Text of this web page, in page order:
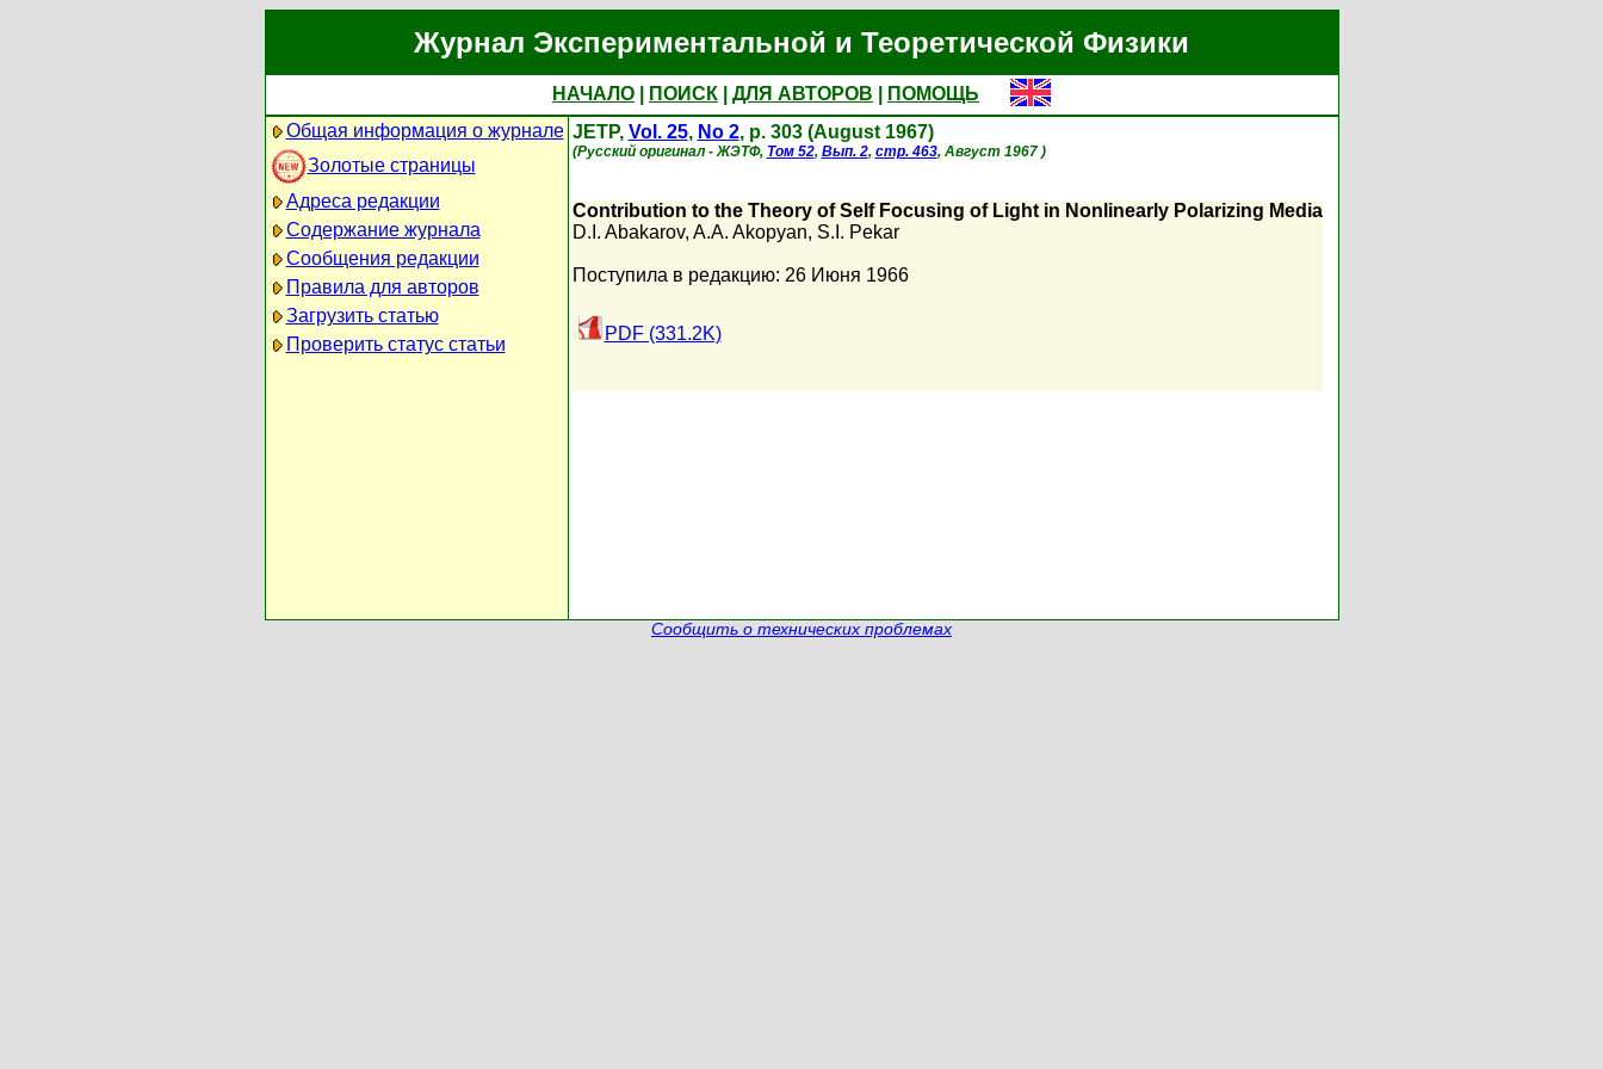
Журнал Экспериментальной и Теоретической Физики
НАЧАЛО ПОИСК ДЛЯ АВТОРОВ
ПОМОЩЬ
Общая информация о журнале
Золотые страницы
Адреса редакции
Содержание журнала
Сообщения редакции
Правила для авторов
Загрузить статью
Проверить статус статьи
JETP, Vol. 25, No 2, p. 303 (August 1967)
(Русский оригинал - ЖЭТФ, Том 52, Вып. 2, стр. 463, Август 1967 )
Contribution to the Theory of Self Focusing of Light in Nonlinearly Polarizing Media
D.I. Abakarov, A.A. Akopyan, S.I. Pekar
Поступила в редакцию: 26 Июня 1966
PDF (331.2K)
Сообщить о технических проблемах